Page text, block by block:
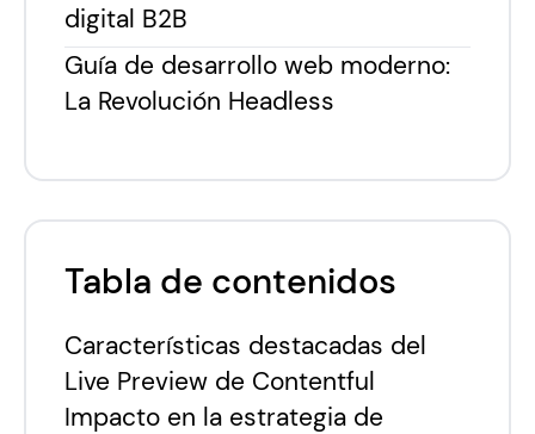
digital B2B
Guía de desarrollo web moderno:
La Revolución Headless
Tabla de contenidos
Características destacadas del
Live Preview de Contentful
Impacto en la estrategia de